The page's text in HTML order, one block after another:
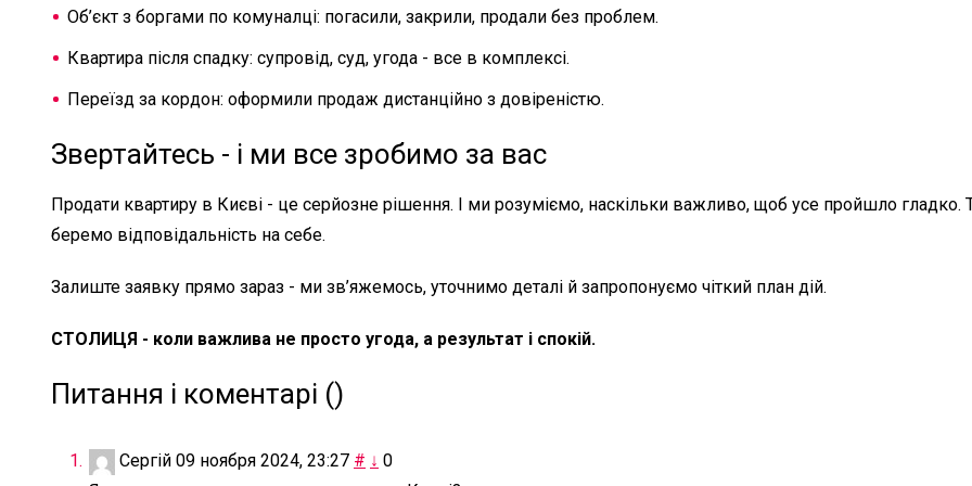
Об’єкт з боргами по комуналці: погасили, закрили, продали без проблем.
Квартира після спадку: супровід, суд, угода - все в комплексі.
Переїзд за кордон: оформили продаж дистанційно з довіреністю.
Звертайтесь - і ми все зробимо за вас
Продати квартиру в Києві - це серйозне рішення. І ми розуміємо, наскільки важливо, щоб усе пройшло гладко.
беремо відповідальність на себе.
Залиште заявку прямо зараз - ми зв’яжемось, уточнимо деталі й запропонуємо чіткий план дій.
СТОЛИЦЯ - коли важлива не просто угода, а результат і спокій.
Питання і коментарі ()
Сергій 09 ноября 2024, 23:27 # ↓ 0